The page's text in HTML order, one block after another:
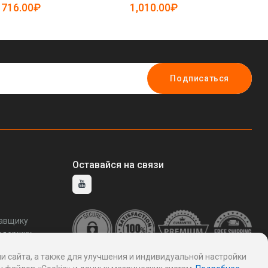
716.00₽
(арт. 25-5086301)
1,010.00₽
Подписаться
Оставайся на связи
а также для улучшения и индивидуальной настройки